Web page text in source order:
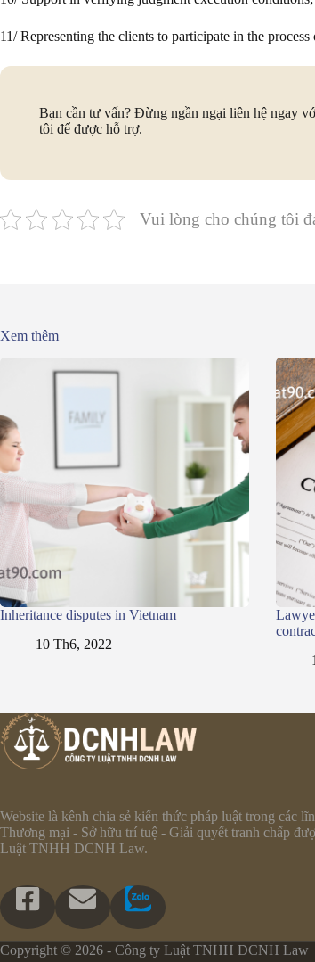
11/ Representing the clients to participate in the
Bạn cần tư vấn? Đừng ngần ngại liên hệ ngay
tôi để được hỗ trợ.
Vui lòng cho chúng tôi
Xem thêm
Inheritance disputes in Vietnam
10 Th6, 2022
Website là kênh chia sẻ kiến thức pháp luật trong các
Thương mại - Sở hữu trí tuệ - Giải quyết tranh chấp
Luật TNHH DCNH Law.
Copyright © 2026 - Công ty Luật TNHH DCNH Law